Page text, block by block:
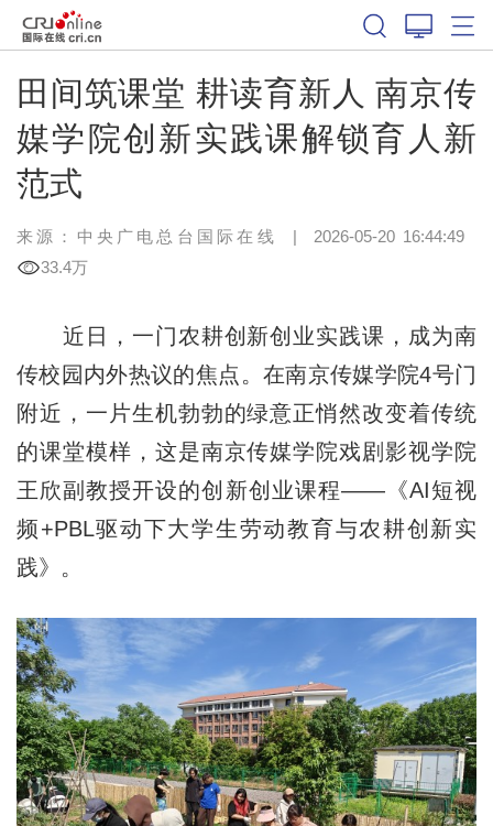
田间筑课堂 耕读育新人 南京传
媒学院创新实践课解锁育人新
范式
来源：中央广电总台国际在线 | 2026-05-20 16:44:49
33.4万
近日，一门农耕创新创业实践课，成为南
传校园内外热议的焦点。在南京传媒学院4号门
附近，一片生机勃勃的绿意正悄然改变着传统
的课堂模样，这是南京传媒学院戏剧影视学院
王欣副教授开设的创新创业课程——《AI短视
频+PBL驱动下大学生劳动教育与农耕创新实
践》。